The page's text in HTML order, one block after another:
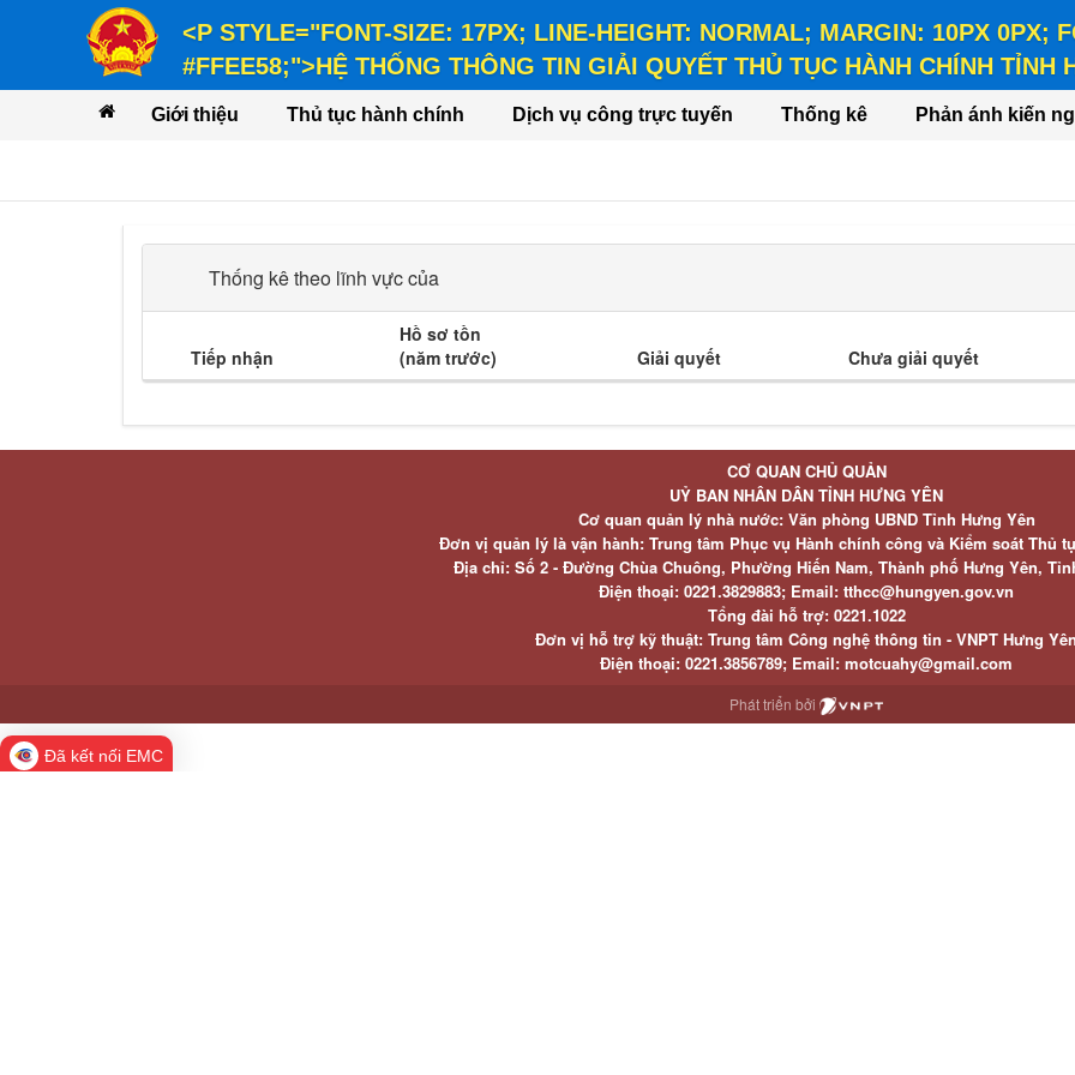
<P STYLE="FONT-SIZE: 17PX; LINE-HEIGHT: NORMAL; MARGIN: 10PX 0PX;
#FFEE58;">HỆ THỐNG THÔNG TIN GIẢI QUYẾT THỦ TỤC HÀNH CHÍNH TỈNH
<P STYLE="FONT-SIZE: 14PX; LINE-HEIGHT: NORMAL; MARGIN: 10PX 0PX; FONT-WEIGHT:
VỤ</P>
Giới thiệu Thủ tục hành chính Dịch vụ công trực tuyến Thống kê Phản ánh kiến
Thống kê theo lĩnh vực của
Tiếp nhận
Hồ sơ tồn
(năm trước)
Giải quyết Chưa giải quyết
CƠ QUAN CHỦ QUẢN
UỶ BAN NHÂN DÂN TỈNH HƯNG YÊN
Cơ quan quản lý nhà nước: Văn phòng UBND Tỉnh Hưng Yên
Đơn vị quản lý là vận hành: Trung tâm Phục vụ Hành chính công và Kiểm soát Thủ
Địa chỉ: Số 2 - Đường Chùa Chuông, Phường Hiến Nam, Thành phố Hưng Yên,
Điện thoại: 0221.3829883; Email: tthcc@hungyen.gov.vn
Tổng đài hỗ trợ: 0221.1022
Đơn vị hỗ trợ kỹ thuật: Trung tâm Công nghệ thông tin - VNPT Hưng Yên
Điện thoại: 0221.3856789; Email: motcuahy@gmail.com
Phát triển bởi
Đã kết nối EMC